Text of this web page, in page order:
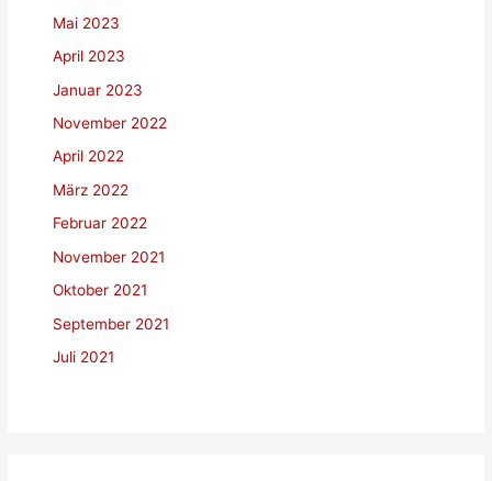
Mai 2023
April 2023
Januar 2023
November 2022
April 2022
März 2022
Februar 2022
November 2021
Oktober 2021
September 2021
Juli 2021